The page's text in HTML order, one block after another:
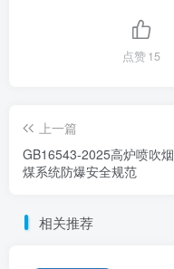
点赞15
上一篇
GB16543-2025高炉喷吹烟
煤系统防爆安全规范
相关推荐